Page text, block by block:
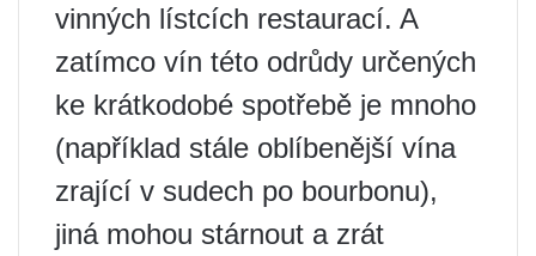
vinných lístcích restaurací. A
zatímco vín této odrůdy určených
ke krátkodobé spotřebě je mnoho
(například stále oblíbenější vína
zrající v sudech po bourbonu),
jiná mohou stárnout a zrát